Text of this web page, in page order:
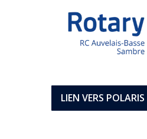
LIEN VERS POLARIS